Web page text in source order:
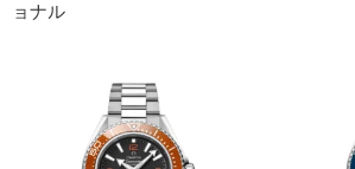
ョナ ル